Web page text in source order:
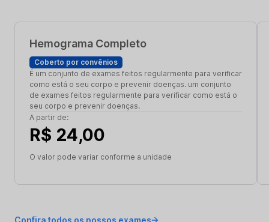
Hemograma Completo
Coberto por convênios
É um conjunto de exames feitos regularmente para verificar
como está o seu corpo e prevenir doenças. um conjunto
de exames feitos regularmente para verificar como está o
seu corpo e prevenir doenças.
A partir de:
R$ 24,00
O valor pode variar conforme a unidade
Confira todos os nossos exames